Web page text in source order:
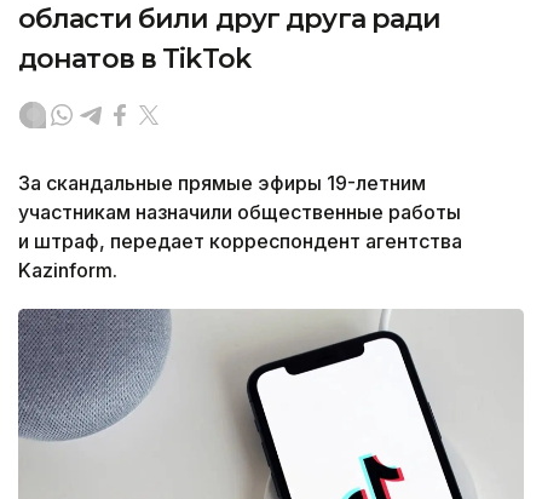
области били друг друга ради
донатов в TikTok
За скандальные прямые эфиры 19-летним
участникам назначили общественные работы
и штраф, передает корреспондент агентства
Kazinform.